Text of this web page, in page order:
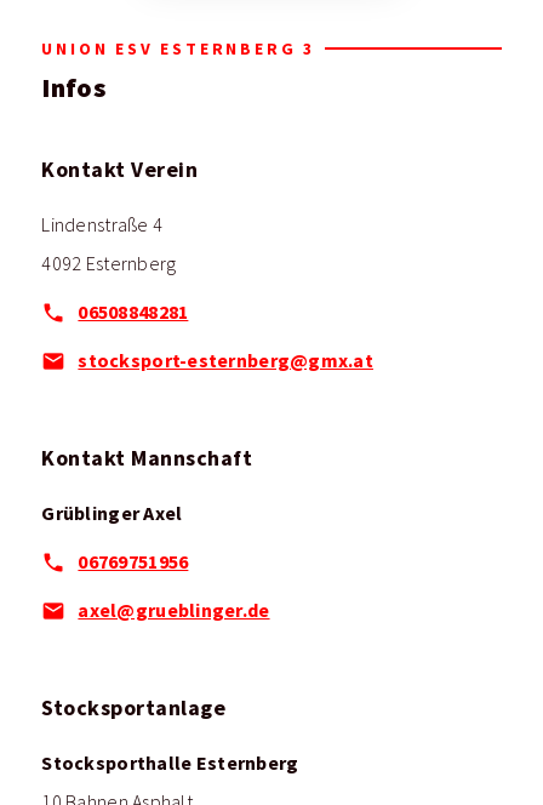
UNION ESV ESTERNBERG 3
Infos
Kontakt Verein
Lindenstraße 4
4092 Esternberg
06508848281
stocksport-esternberg@gmx.at
Kontakt Mannschaft
Grüblinger Axel
06769751956
axel@grueblinger.de
Stocksportanlage
Stocksporthalle Esternberg